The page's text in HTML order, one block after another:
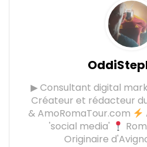
▶ Consultant digital
Créateur et rédacteur
& AmoRomaTour.com
'social media'
Originaire